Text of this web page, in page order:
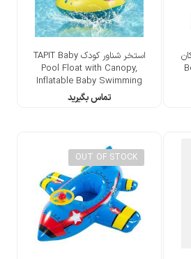
استخر شناور کودک TAPIT Baby
Pool Float with Canopy,
Inflatable Baby Swimming
Ring with Sunshade
تماس بگیرید
OUT OF STOCK